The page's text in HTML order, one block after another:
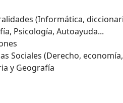
(Informática,
Psicología, Autoayuda...
Sociales (Derecho,
y Geografía